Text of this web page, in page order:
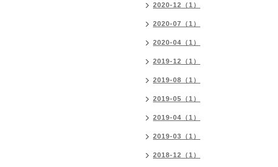
2020-12（1）
2020-07（1）
2020-04（1）
2019-12（1）
2019-08（1）
2019-05（1）
2019-04（1）
2019-03（1）
2018-12（1）